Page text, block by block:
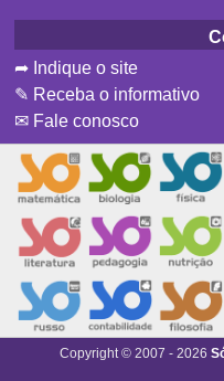
➦ Indique o site
✎ Receba o informativo
✉ Fale conosco
Copyright © 2007 - 2026